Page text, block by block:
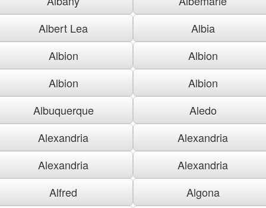
Albert Lea
Albia
Albion
Albion
Albion
Albion
Albuquerque
Aledo
Alexandria
Alexandria
Alexandria
Alexandria
Alfred
Algona